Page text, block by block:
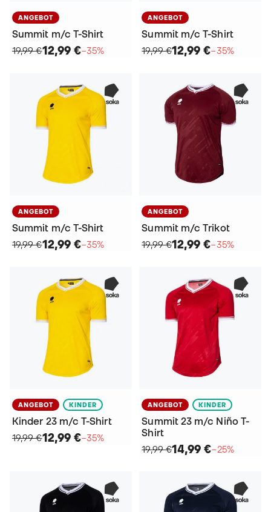
ANGEBOT
Summit m/c T-Shirt
19,99 €12,99 €−35%
ANGEBOT
Summit m/c T-Shirt
19,99 €12,99 €−35%
ANGEBOT
Summit m/c T-Shirt
19,99 €12,99 €−35%
ANGEBOT
Summit m/c Trikot
19,99 €12,99 €−35%
ANGEBOT KINDER
Kinder 23 m/c T-Shirt
19,99 €12,99 €−35%
ANGEBOT KINDER
Summit 23 m/c Niño T-
Shirt
19,99 €14,99 €−25%